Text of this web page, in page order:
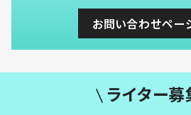
お問い合わせペー
ライター募